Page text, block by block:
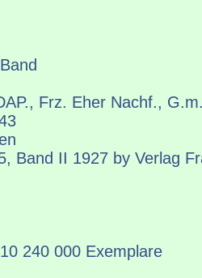
Frz. Eher Nachf.,
Band II 1927 by Verlag
240 000 Exemplare